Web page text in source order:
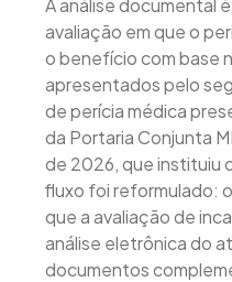
avaliação em que o
o benefício com base
apresentados pelo
de perícia médica
da Portaria Conjunta
de 2026, que instituiu
fluxo foi reformulado:
que a avaliação de
análise eletrônica do
documentos